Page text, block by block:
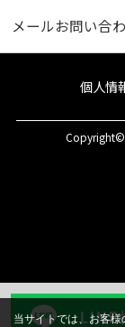
メールお問い合
個人情
LINE
Copyright©
当サイトでは、お客